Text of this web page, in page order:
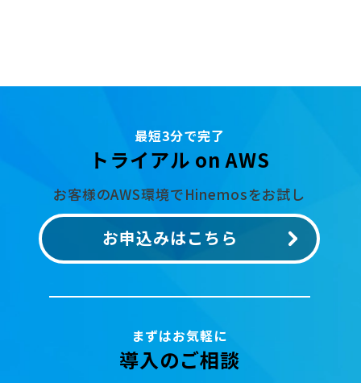
最短3分で完了
トライアル on AWS
お客様のAWS環境でHinemosをお試し
お申込みはこちら
まずはお気軽に
導入のご相談